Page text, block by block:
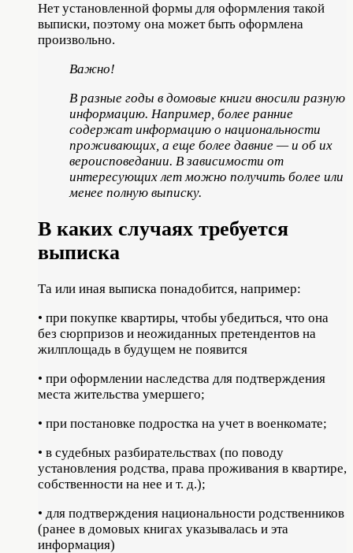
Нет установленной формы для оформления такой
выписки, поэтому она может быть оформлена
произвольно.
Важно!
В разные годы в домовые книги вносили разную
информацию. Например, более ранние
содержат информацию о национальности
проживающих, а еще более давние — и об их
вероисповедании. В зависимости от
интересующих лет можно получить более или
менее полную выписку.
В каких случаях требуется
выписка
Та или иная выписка понадобится, например:
• при покупке квартиры, чтобы убедиться, что она
без сюрпризов и неожиданных претендентов на
жилплощадь в будущем не появится
• при оформлении наследства для подтверждения
места жительства умершего;
• при постановке подростка на учет в военкомате;
• в судебных разбирательствах (по поводу
установления родства, права проживания в квартире,
собственности на нее и т. д.);
• для подтверждения национальности родственников
(ранее в домовых книгах указывалась и эта
информация)